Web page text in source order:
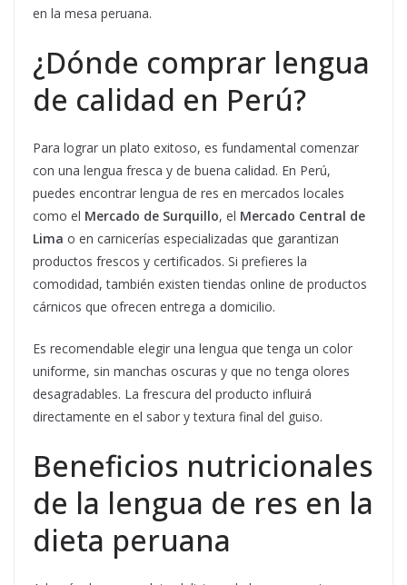
en la mesa peruana.
¿Dónde comprar lengua
de calidad en Perú?
Para lograr un plato exitoso, es fundamental comenzar
con una lengua fresca y de buena calidad. En Perú,
puedes encontrar lengua de res en mercados locales
como el Mercado de Surquillo, el Mercado Central de
Lima o en carnicerías especializadas que garantizan
productos frescos y certificados. Si prefieres la
comodidad, también existen tiendas online de productos
cárnicos que ofrecen entrega a domicilio.
Es recomendable elegir una lengua que tenga un color
uniforme, sin manchas oscuras y que no tenga olores
desagradables. La frescura del producto influirá
directamente en el sabor y textura final del guiso.
Beneficios nutricionales
de la lengua de res en la
dieta peruana